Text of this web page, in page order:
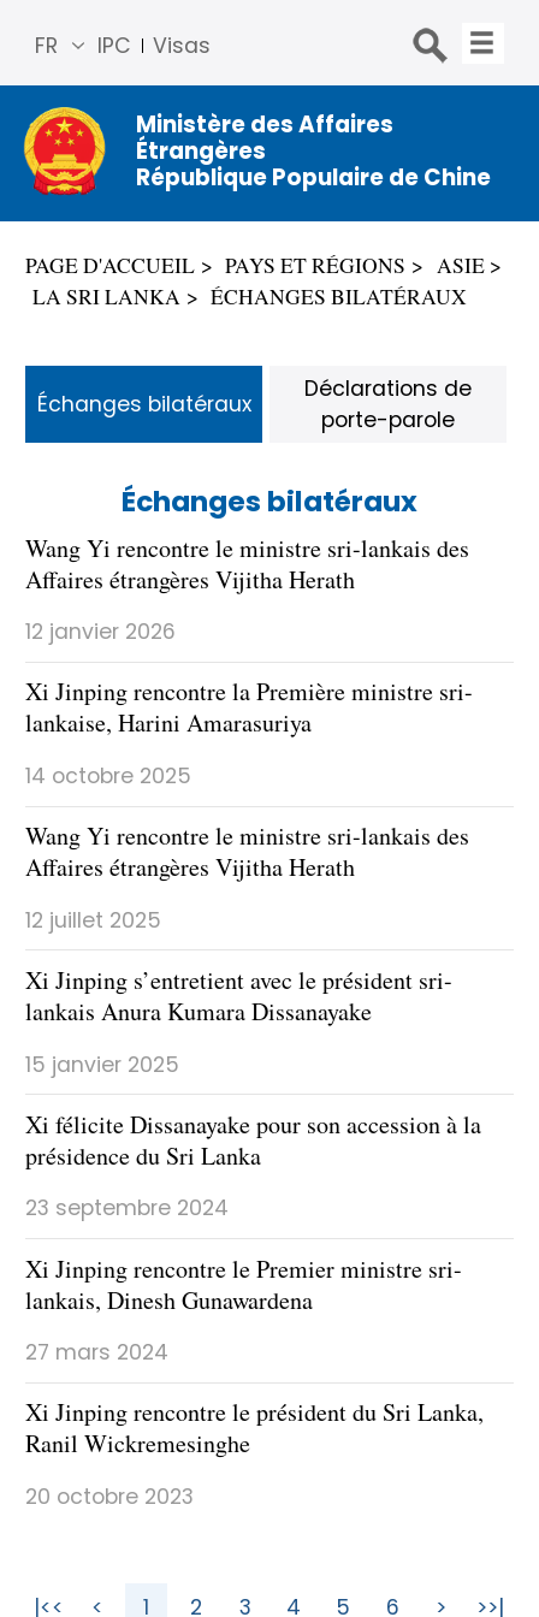
IPC Visas
FR
简体
中文
Engli
sh
Русс
Espa
ñol
Ministère des Affaires
Étrangères
République Populaire de Chine
PAGE D'ACCUEIL PAYS ET RÉGIONS
ASIE
LA SRI LANKA
ÉCHANGES BILATÉRAUX
Échanges bilatéraux
Wang Yi rencontre le ministre sri-lankais des
Affaires étrangères Vijitha Herath
12 janvier 2026
Xi Jinping rencontre la Première ministre sri-
lankaise, Harini Amarasuriya
14 octobre 2025
Wang Yi rencontre le ministre sri-lankais des
Affaires étrangères Vijitha Herath
12 juillet 2025
Xi Jinping s’entretient avec le président sri-
lankais Anura Kumara Dissanayake
15 janvier 2025
Xi félicite Dissanayake pour son accession à la
présidence du Sri Lanka
23 septembre 2024
Xi Jinping rencontre le Premier ministre sri-
lankais, Dinesh Gunawardena
27 mars 2024
Xi Jinping rencontre le président du Sri Lanka,
Ranil Wickremesinghe
20 octobre 2023
Échanges bilatéraux
Déclarations de
porte-parole
|<< < 1 2 3 4 5 6 > >>|